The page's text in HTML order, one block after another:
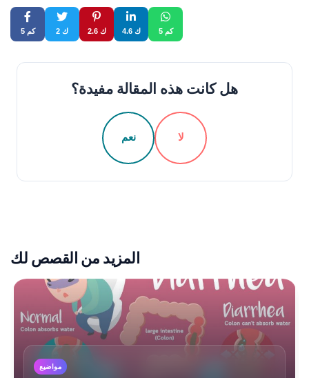
5 كم 2 ك 2.6 ك 4.6 ك 5 كم
هل كانت هذه المقالة مفيدة؟
نعم لا
المزيد من القصص لك
مواضيع